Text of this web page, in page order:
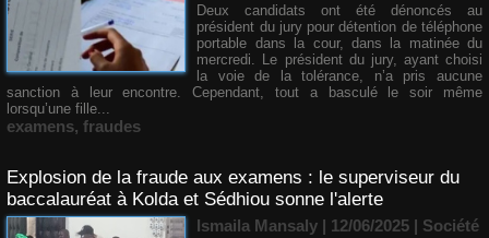
Deux candidats ont été dénoncés au
président du jury pour détention de téléphone
portable dans la cour, dans la matinée du
mercredi. Le président du jury, ayant choisi
la voie de la tolérance, n’a pris aucune
sanction à leur encontre. Cependant, tout a basculé le soir même
lorsqu’une fille...
examens, fraudes
Explosion de la fraude aux examens : le superviseur du
baccalauréat à Kolda et Sédhiou sonne l'alerte
Ismaila Mansaly | 12/06/2025 | Société